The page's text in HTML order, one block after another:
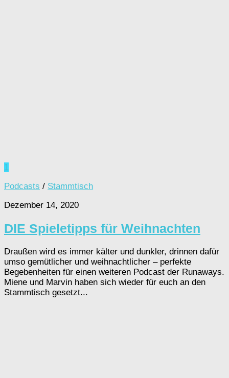
1
Podcasts / Stammtisch
Dezember 14, 2020
DIE Spieletipps für Weihnachten
Draußen wird es immer kälter und dunkler, drinnen dafür
umso gemütlicher und weihnachtlicher – perfekte
Begebenheiten für einen weiteren Podcast der Runaways.
Miene und Marvin haben sich wieder für euch an den
Stammtisch gesetzt...